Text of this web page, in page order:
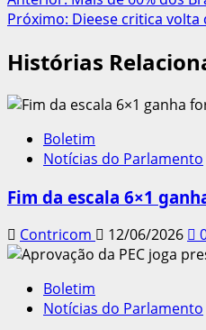
de
artigos
Próximo: Dieese critica volta
Histórias
Boletim
Notícias do Parlamento
Fim da escala 6×1
Contricom 12/06/2026
Boletim
Notícias do Parlamento